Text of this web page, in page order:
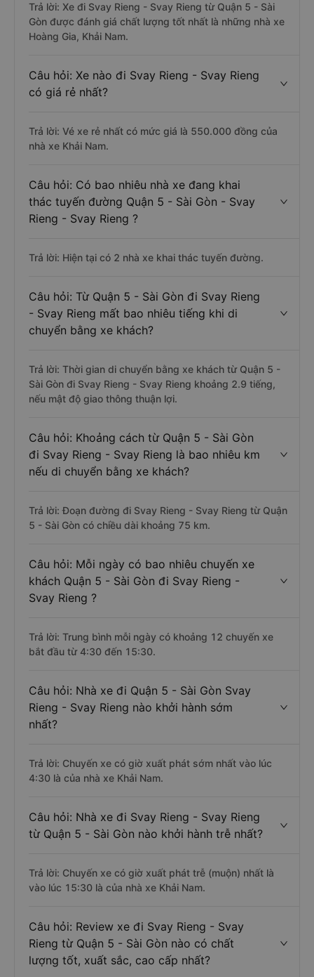
Trả lời: Xe đi Svay Rieng - Svay Rieng từ Quận 5 - Sài
Gòn được đánh giá chất lượng tốt nhất là những nhà xe
Hoàng Gia, Khải Nam.
Câu hỏi: Xe nào đi Svay Rieng - Svay Rieng
có giá rẻ nhất?
Trả lời: Vé xe rẻ nhất có mức giá là 550.000 đồng của
nhà xe Khải Nam.
Câu hỏi: Có bao nhiêu nhà xe đang khai
thác tuyến đường Quận 5 - Sài Gòn - Svay
Rieng - Svay Rieng ?
Trả lời: Hiện tại có 2 nhà xe khai thác tuyến đường.
Câu hỏi: Từ Quận 5 - Sài Gòn đi Svay Rieng
- Svay Rieng mất bao nhiêu tiếng khi di
chuyển bằng xe khách?
Trả lời: Thời gian di chuyển bằng xe khách từ Quận 5 -
Sài Gòn đi Svay Rieng - Svay Rieng khoảng 2.9 tiếng,
nếu mật độ giao thông thuận lợi.
Câu hỏi: Khoảng cách từ Quận 5 - Sài Gòn
đi Svay Rieng - Svay Rieng là bao nhiêu km
nếu di chuyển bằng xe khách?
Trả lời: Đoạn đường đi Svay Rieng - Svay Rieng từ Quận
5 - Sài Gòn có chiều dài khoảng 75 km.
Câu hỏi: Mỗi ngày có bao nhiêu chuyến xe
khách Quận 5 - Sài Gòn đi Svay Rieng -
Svay Rieng ?
Trả lời: Trung bình mỗi ngày có khoảng 12 chuyến xe
bắt đầu từ 4:30 đến 15:30.
Câu hỏi: Nhà xe đi Quận 5 - Sài Gòn Svay
Rieng - Svay Rieng nào khởi hành sớm
nhất?
Trả lời: Chuyến xe có giờ xuất phát sớm nhất vào lúc
4:30 là của nhà xe Khải Nam.
Câu hỏi: Nhà xe đi Svay Rieng - Svay Rieng
từ Quận 5 - Sài Gòn nào khởi hành trễ nhất?
Trả lời: Chuyến xe có giờ xuất phát trễ (muộn) nhất là
vào lúc 15:30 là của nhà xe Khải Nam.
Câu hỏi: Review xe đi Svay Rieng - Svay
Rieng từ Quận 5 - Sài Gòn nào có chất
lượng tốt, xuất sắc, cao cấp nhất?